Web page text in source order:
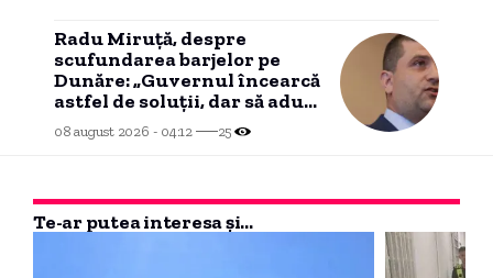
Radu Miruță, despre
scufundarea barjelor pe
Dunăre: „Guvernul încearcă
astfel de soluții, dar să aducă
ploaie nu poate”
08 august 2026 - 04:12 25
Te-ar putea interesa și...